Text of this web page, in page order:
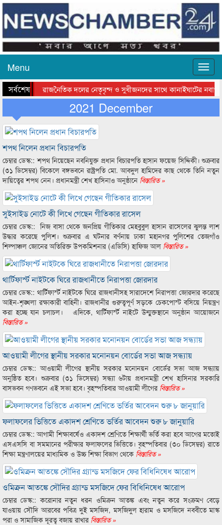
Menu
সর্বশেষ
রাজনৈতিক দলের নেতৃবৃন্দ ও সুধীজনদের সাথে কানাইঘাটের নবাগত
সিলেটে বাংলাদেশ গ্রুপ থিয়েটার ফেডারেশানের বিভাগীয় অভিনয়
2021 December
শপথ নিলেন প্রধান বিচারপতি
চেম্বার ডেস্ক:: শপথ নিয়েছেন নবনিযুক্ত প্রধান বিচারপতি হাসান ফয়েজ সিদ্দিকী। শুক্রবার
(৩১ ডিসেম্বর) বিকেলে বঙ্গভবনে রাষ্ট্রপতি মো. আবদুল হামিদের কাছ থেকে তিনি নতুন
দায়িত্বের শপথ নেন। প্রধানমন্ত্রী শেখ হাসিনাও অনুষ্ঠানে বিস্তারিত »
সুইসাইড নোটে কী লিখে গেছেন গীতিকার রাসেল
চেম্বার ডেস্ক:: নিজ বাসা থেকে জনপ্রিয় গীতিকার মেহবুবুল হাসান রাসেলের ঝুলন্ত লাশ
উদ্ধার করেছে পুলিশ। শুক্রবার এ ঘটনার বর্ণনায় ঢাকা মহানগর পুলিশের তেজগাঁও
শিল্পাঞ্চল জোনের অতিরিক্ত উপকমিশনার (এডিসি) হাফিজ আল বিস্তারিত »
থার্টিফার্স্ট নাইটকে ঘিরে রাজধানীতে নিরাপত্তা জোরদার
চেম্বার ডেস্ক:: থার্টিফার্স্ট নাইটকে ঘিরে রাজধানীসহ সারাদেশে নিরাপত্তা জোরদার করেছে
আইন-শৃঙ্খলা রক্ষাকারী বাহিনী। রাজধানীর গুরুত্বপূর্ণ সড়কে চেকপোস্ট বসিয়ে নিয়ন্ত্রণ
করা হচ্ছে যান চলাচল। এদিকে, থার্টিফার্স্ট নাইটে উন্মুক্তস্থানে অনুষ্ঠান আয়োজনে
বিস্তারিত »
আওয়ামী লীগের স্থানীয় সরকার মনোনয়ন বোর্ডের সভা আজ সন্ধ্যায়
চেম্বার ডেস্ক:: আওয়ামী লীগের স্থানীয় সরকার মনোনয়ন বোর্ডের সভা আজ সন্ধ্যায়
অনুষ্ঠিত হবে। শুক্রবার (৩১ ডিসেম্বর) সন্ধ্যা ৬টায় প্রধানমন্ত্রী শেখ হাসিনার সরকারি
বাসভবন গণভবনে এই সভা হবে। বৃহস্পতিবার আওয়ামী লীগের বিস্তারিত »
ফলাফলের ভিত্তিতে একাদশ শ্রেণিতে ভর্তির আবেদন শুরু ৮ জানুয়ারি
চেম্বার ডেস্ক:: আগামী শিক্ষাবর্ষেও একাদশ শ্রেণিতে শিক্ষার্থী ভর্তি করা হবে আগের মতোই
এসএসসি বা সমমানের পরীক্ষার ফলাফলের ভিত্তিতে। বৃহস্পতিবার (৩০ ডিসেম্বর) রাতে
শিক্ষা মন্ত্রণালয়ের মাধ্যমিক ও উচ্চ শিক্ষা বিভাগ থেকে বিস্তারিত »
ওমিক্রন আতঙ্কে সৌদির গ্র্যান্ড মসজিদে ফের বিধিনিষেধ আরোপ
চেম্বার ডেস্ক:: করোনার নতুন ধরন ওমিক্রন আতঙ্ক এবং নতুন করে সংক্রমণ বেড়ে
যাওয়ায় সৌদি আরবের পবিত্র দুই মসজিদ, মসজিদুল হারাম ও মসজিদে নববীতে মাস্ক
পরা ও সামাজিক দূরত্ব বজায় রাখার বিস্তারিত »